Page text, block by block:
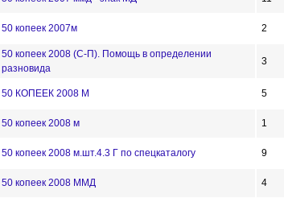
50 копеек 2007м 2
50 копеек 2008 (С-П). Помощь в определении
разновида
3
50 КОПЕЕК 2008 М 5
50 копеек 2008 м 1
50 копеек 2008 м.шт.4.3 Г по спецкаталогу 9
50 копеек 2008 ММД 4